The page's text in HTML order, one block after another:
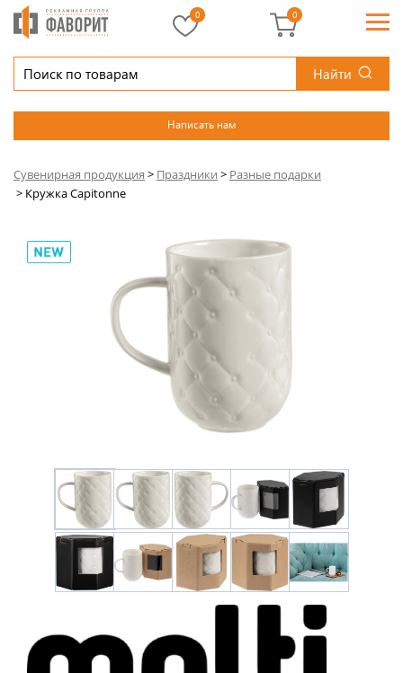
Найти
Написать нам
0 0
Сувенирная продукция > Праздники > Разные подарки
> Кружка Capitonne